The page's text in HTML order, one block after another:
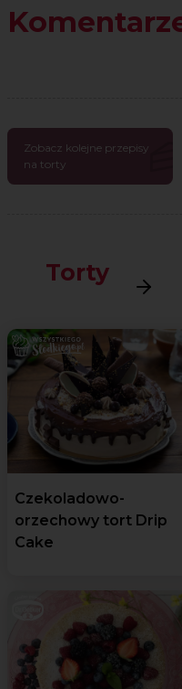
Zobacz kolejne przepisy
na torty
Torty
Czekoladowo-
orzechowy tort Drip
Cake